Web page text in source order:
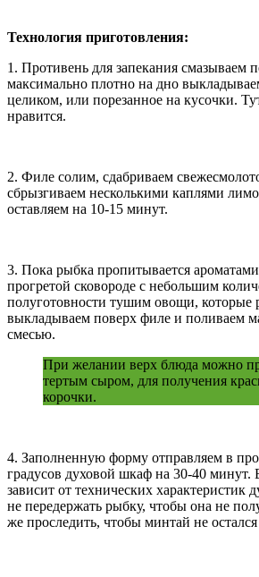
Технология приготовления:
1. Противень для запекания смазываем
максимально плотно на дно
целиком, или порезанное на кусочки.
нравится.
2. Филе солим, сдабриваем
сбрызгиваем несколькими каплями
оставляем на 10-15 минут.
3. Пока рыбка пропитывается
прогретой сковороде с небольшим
полуготовности тушим овощи, которые
выкладываем поверх филе и поливаем
смесью.
При желании верх блюда можно
тертым сыром, для получения
корочки.
4. Заполненную форму отправляем в
градусов духовой шкаф на 30-40 минут.
зависит от технических характеристик
не передержать рыбку, чтобы она не
же проследить, чтобы минтай не